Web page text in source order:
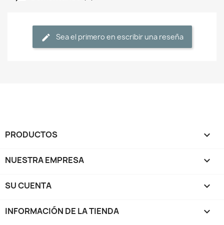
Sea el primero en escribir una reseña
PRODUCTOS 
NUESTRA EMPRESA 
SU CUENTA 
INFORMACIÓN DE LA TIENDA keyboard_arrow_down